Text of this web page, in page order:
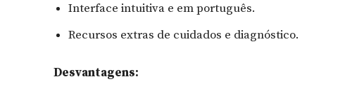
Interface intuitiva e em português.
Recursos extras de cuidados e diagnóstico.
Desvantagens: